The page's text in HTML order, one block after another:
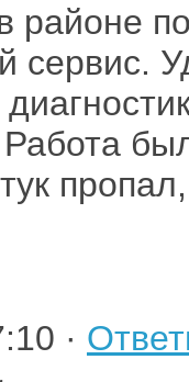
районе
сервис.
·